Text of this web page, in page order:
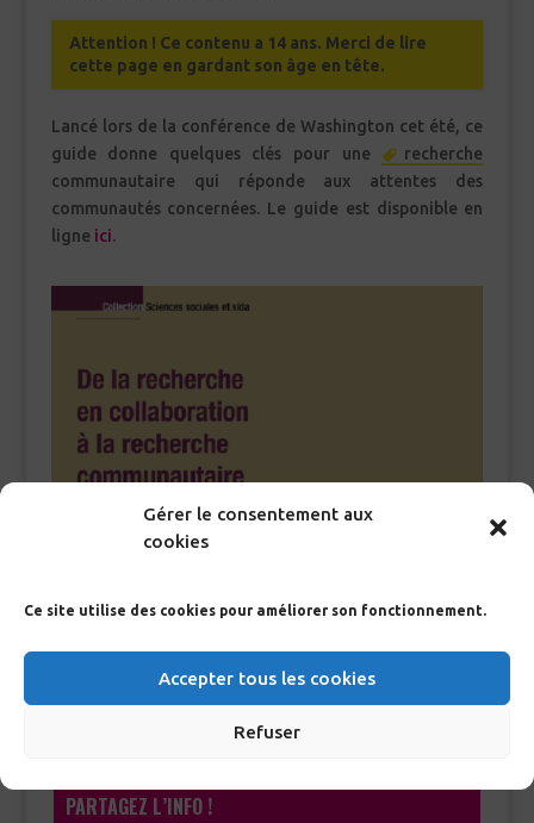
Gérer le consentement aux
cookies
Ce site utilise des cookies pour améliorer son fonctionnement.
Accepter tous les cookies
Refuser
Attention ! Ce contenu a 14 ans. Merci de lire
cette page en gardant son âge en tête.
Lancé lors de la conférence de Washington cet été, ce
guide donne quelques clés pour une
recherche
communautaire qui réponde aux attentes des
communautés concernées. Le guide est disponible en
ligne ici.
PARTAGEZ L’INFO !